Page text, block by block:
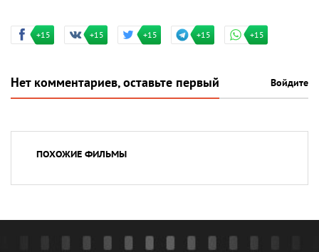
+15 +15 +15 +15 +15
Нет комментариев, оставьте первый Войдите
ПОХОЖИЕ ФИЛЬМЫ